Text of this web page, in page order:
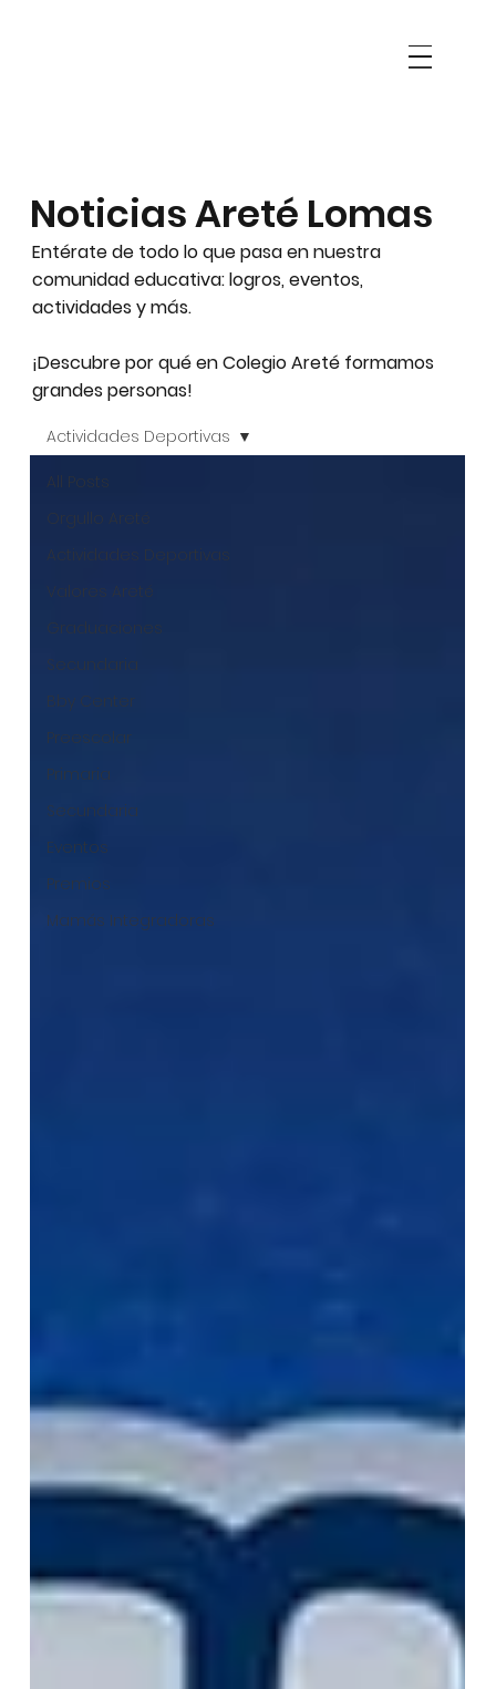
Noticias Areté Lomas
Entérate de todo lo que pasa en nuestra
comunidad educativa: logros, eventos,
actividades y más.
¡Descubre por qué en Colegio Areté formamos
grandes personas!
All Posts
Orgullo Areté
Actividades Deportivas
Valores Areté
Graduaciones
Secundaria
Bby Center
Preescolar
Primaria
Secundaria
Eventos
Premios
Mamás Integradoras
Actividades Deportivas